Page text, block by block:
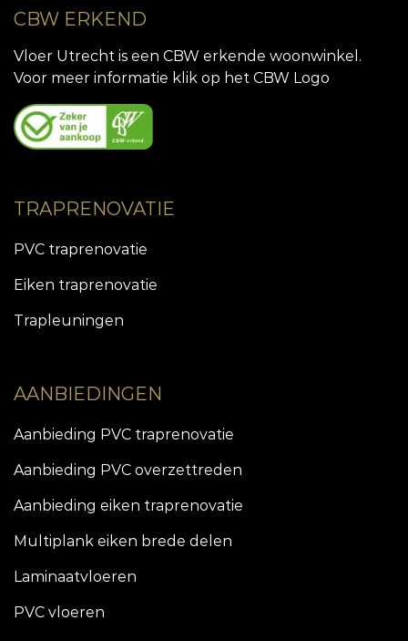
CBW ERKEND
Vloer Utrecht is een CBW erkende woonwinkel.
Voor meer informatie klik op het CBW Logo
TRAPRENOVATIE
PVC traprenovatie
Eiken traprenovatie
Trapleuningen
AANBIEDINGEN
Aanbieding PVC traprenovatie
Aanbieding PVC overzettreden
Aanbieding eiken traprenovatie
Multiplank eiken brede delen
Laminaatvloeren
PVC vloeren